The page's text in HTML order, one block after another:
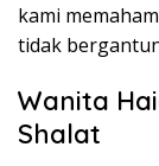
kami
tidak
Wanita
Shalat